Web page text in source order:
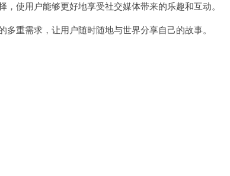
使用户能够更好地享受社交媒体带来的乐趣和互动。
重需求，让用户随时随地与世界分享自己的故事。